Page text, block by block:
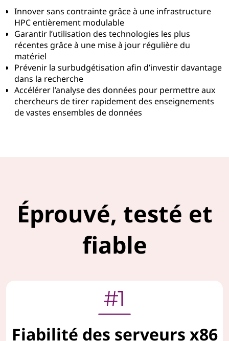
Innover sans contrainte grâce à une infrastructure
HPC entièrement modulable
Garantir l’utilisation des technologies les plus
récentes grâce à une mise à jour régulière du
matériel
Prévenir la surbudgétisation afin d’investir davantage
dans la recherche
Accélérer l’analyse des données pour permettre aux
chercheurs de tirer rapidement des enseignements
de vastes ensembles de données
Éprouvé, testé et
fiable
Fiabilité des serveurs x86